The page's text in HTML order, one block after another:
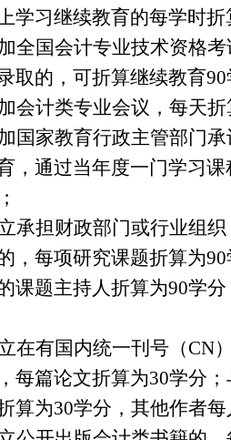
学习继续教育的每学时折
加全国会计专业技术资格
取的，可折算继续教育90
加会计类专业会议，每天折
加国家教育行政主管部门
，通过当年度一门学习
立承担财政部门或行业组
，每项研究课题折算为90
课题主持人折算为90学分
在有国内统一刊号（CN
每篇论文折算为30学分
算为30学分，其他作者每